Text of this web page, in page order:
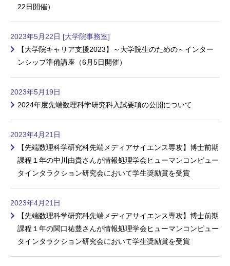
22日開催）
2023年5月22日 [大学院事務室]
【大学院キャリア支援2023】～大学院生のための～インター
ンシップ準備講座（6月5日開催）
2023年5月19日
2024年度先端数理科学研究科入試要項の公開について
2023年4月21日
【先端数理科学研究科先端メディアサイエンス専攻】博士前期
課程１年の中川由貴さんが情報処理学会ヒューマンコンピュー
タインタラクション研究会において学生奨励賞を受賞
2023年4月21日
【先端数理科学研究科先端メディアサイエンス専攻】博士前期
課程１年の関口祐豊さんが情報処理学会ヒューマンコンピュー
タインタラクション研究会において学生奨励賞を受賞